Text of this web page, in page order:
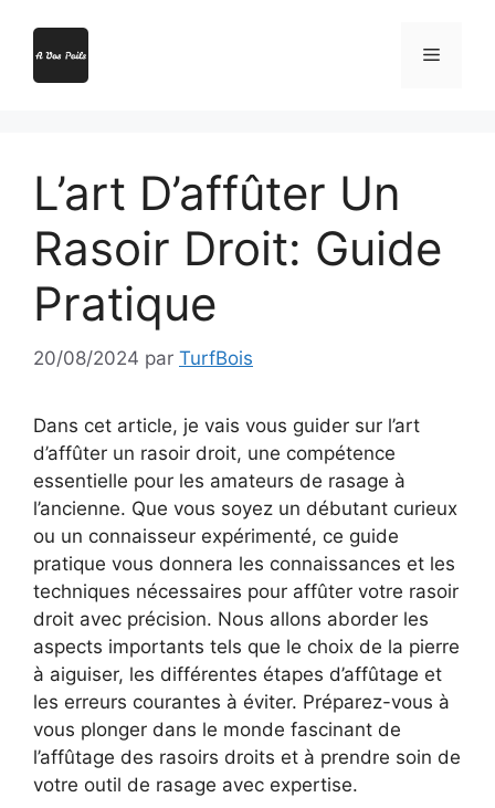
Menu
L’art D’affûter Un
Rasoir Droit: Guide
Pratique
20/08/2024 par TurfBois
Dans cet article, je vais vous guider sur l’art
d’affûter un rasoir droit, une compétence
essentielle pour les amateurs de rasage à
l’ancienne. Que vous soyez un débutant curieux
ou un connaisseur expérimenté, ce guide
pratique vous donnera les connaissances et les
techniques nécessaires pour affûter votre rasoir
droit avec précision. Nous allons aborder les
aspects importants tels que le choix de la pierre
à aiguiser, les différentes étapes d’affûtage et
les erreurs courantes à éviter. Préparez-vous à
vous plonger dans le monde fascinant de
l’affûtage des rasoirs droits et à prendre soin de
votre outil de rasage avec expertise.